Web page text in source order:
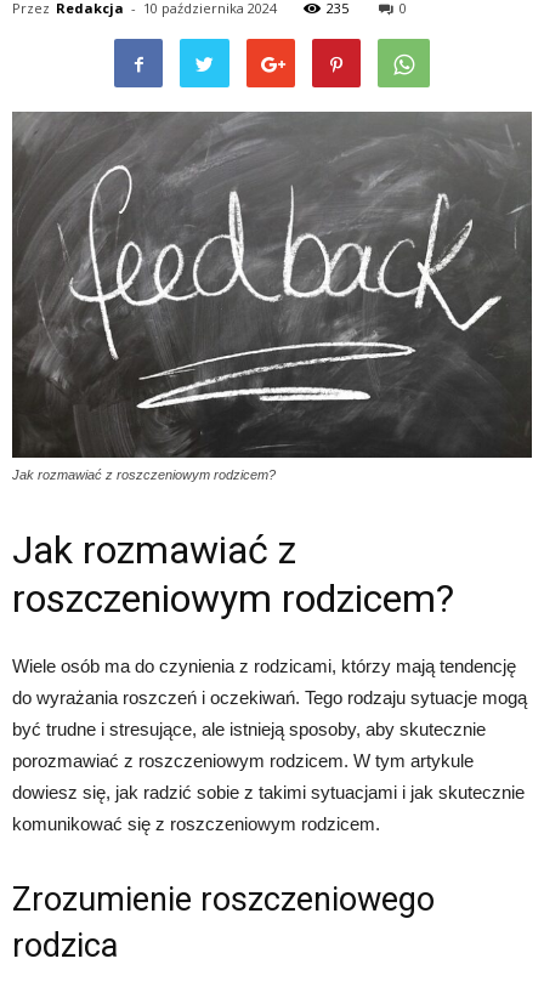
Przez Redakcja - 10 października 2024 235 0
Jak rozmawiać z roszczeniowym rodzicem?
Jak rozmawiać z
roszczeniowym rodzicem?
Wiele osób ma do czynienia z rodzicami, którzy mają tendencję
do wyrażania roszczeń i oczekiwań. Tego rodzaju sytuacje mogą
być trudne i stresujące, ale istnieją sposoby, aby skutecznie
porozmawiać z roszczeniowym rodzicem. W tym artykule
dowiesz się, jak radzić sobie z takimi sytuacjami i jak skutecznie
komunikować się z roszczeniowym rodzicem.
Zrozumienie roszczeniowego
rodzica